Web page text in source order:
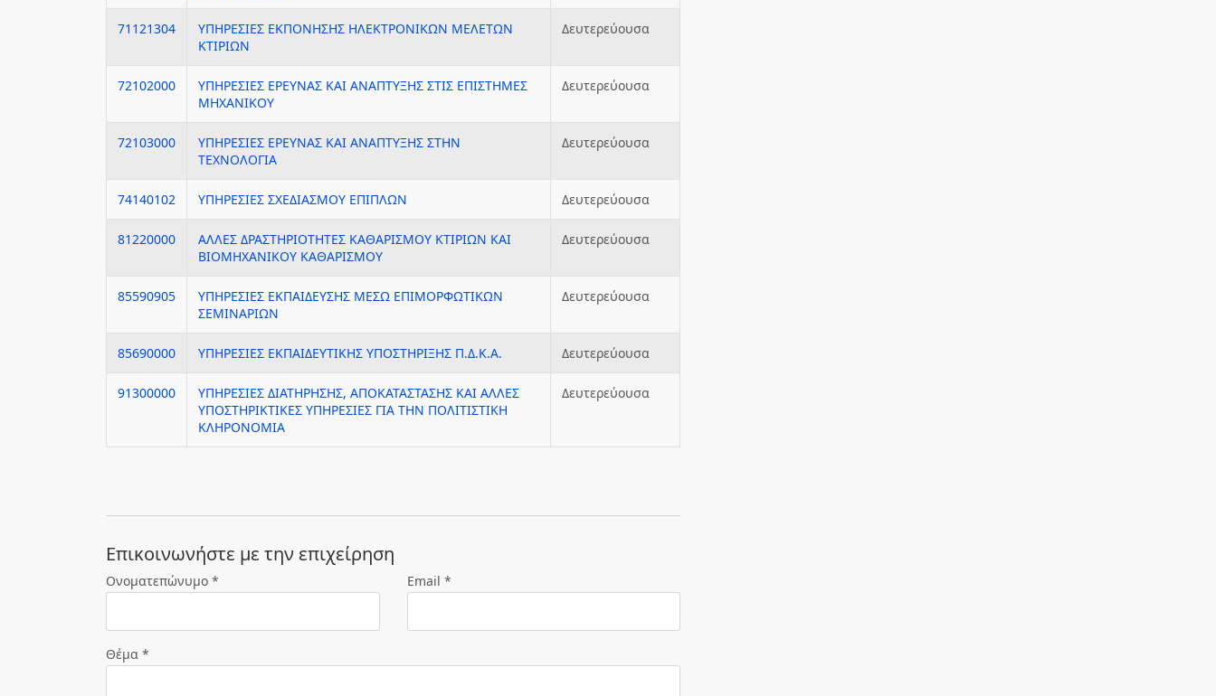
71121304
ΥΠΗΡΕΣΙΕΣ ΕΚΠΟΝΗΣΗΣ ΗΛΕΚΤΡΟΝΙΚΩΝ ΜΕΛΕΤΩΝ
ΚΤΙΡΙΩΝ
Δευτερεύουσα
72102000
ΥΠΗΡΕΣΙΕΣ ΕΡΕΥΝΑΣ ΚΑΙ ΑΝΑΠΤΥΞΗΣ ΣΤΙΣ ΕΠΙΣΤΗΜΕΣ
ΜΗΧΑΝΙΚΟΥ
Δευτερεύουσα
72103000
ΥΠΗΡΕΣΙΕΣ ΕΡΕΥΝΑΣ ΚΑΙ ΑΝΑΠΤΥΞΗΣ ΣΤΗΝ
ΤΕΧΝΟΛΟΓΙΑ
Δευτερεύουσα
74140102 ΥΠΗΡΕΣΙΕΣ ΣΧΕΔΙΑΣΜΟΥ ΕΠΙΠΛΩΝ Δευτερεύουσα
81220000
ΑΛΛΕΣ ΔΡΑΣΤΗΡΙΟΤΗΤΕΣ ΚΑΘΑΡΙΣΜΟΥ ΚΤΙΡΙΩΝ ΚΑΙ
ΒΙΟΜΗΧΑΝΙΚΟΥ ΚΑΘΑΡΙΣΜΟΥ
Δευτερεύουσα
85590905
ΥΠΗΡΕΣΙΕΣ ΕΚΠΑΙΔΕΥΣΗΣ ΜΕΣΩ ΕΠΙΜΟΡΦΩΤΙΚΩΝ
ΣΕΜΙΝΑΡΙΩΝ
Δευτερεύουσα
85690000 ΥΠΗΡΕΣΙΕΣ ΕΚΠΑΙΔΕΥΤΙΚΗΣ ΥΠΟΣΤΗΡΙΞΗΣ Π.Δ.Κ.Α. Δευτερεύουσα
91300000
ΥΠΗΡΕΣΙΕΣ ΔΙΑΤΗΡΗΣΗΣ, ΑΠΟΚΑΤΑΣΤΑΣΗΣ ΚΑΙ ΑΛΛΕΣ
ΥΠΟΣΤΗΡΙΚΤΙΚΕΣ ΥΠΗΡΕΣΙΕΣ ΓΙΑ ΤΗΝ ΠΟΛΙΤΙΣΤΙΚΗ
ΚΛΗΡΟΝΟΜΙΑ
Δευτερεύουσα
Eπικοινωνήστε με την επιχείρηση
Ονοματεπώνυμο * Email *
Θέμα *